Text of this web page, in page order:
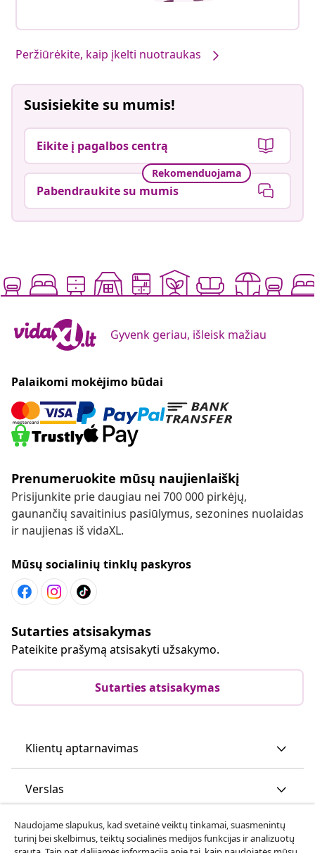
Peržiūrėkite, kaip įkelti nuotraukas
Susisiekite su mumis!
Eikite į pagalbos centrą
Rekomenduojama
Pabendraukite su mumis
Gyvenk geriau, išleisk mažiau
Palaikomi mokėjimo būdai
Prenumeruokite mūsų naujienlaiškį
Prisijunkite prie daugiau nei 700 000 pirkėjų,
gaunančių savaitinius pasiūlymus, sezonines nuolaidas
ir naujienas iš vidaXL.
Mūsų socialinių tinklų paskyros
Sutarties atsisakymas
Pateikite prašymą atsisakyti užsakymo.
Sutarties atsisakymas
Klientų aptarnavimas
Verslas
vidaXL
Naudojame slapukus, kad svetainė veiktų tinkamai, suasmenintų
turinį bei skelbimus, teiktų socialinės medijos funkcijas ir analizuotų